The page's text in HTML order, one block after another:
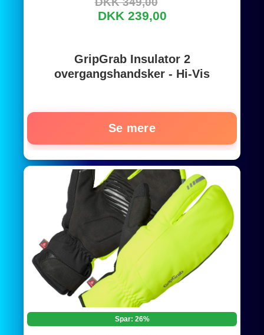
DKK 239,00
GripGrab Insulator 2
overgangshandsker - Hi-Vis
Se mere
Spar: 26%